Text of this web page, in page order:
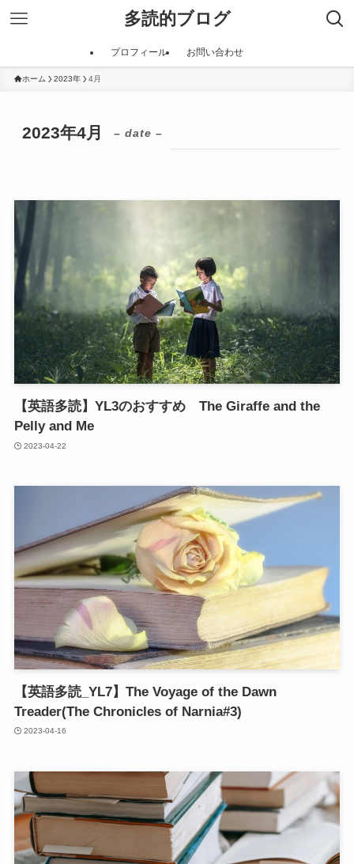
多読的ブログ
プロフィール お問い合わせ
ホーム 2023年 4月
2023年4月 – date –
【英語多読】YL3のおすすめ The Giraffe and the
Pelly and Me
2023-04-22
【英語多読_YL7】The Voyage of the Dawn
Treader(The Chronicles of Narnia#3)
2023-04-16